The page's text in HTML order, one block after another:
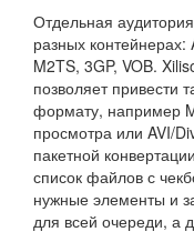
Отдельная
разных контейнерах:
M2TS, 3GP, VOB.
позволяет привести
формату, например
просмотра или AVI/
пакетной
список файлов с
нужные элементы и
для всей очереди, а